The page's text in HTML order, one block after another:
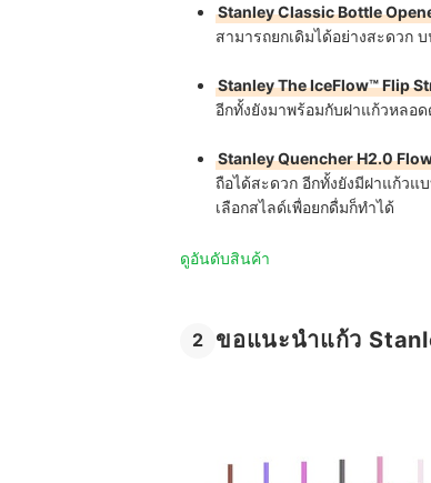
Stanley Classic Bottle
สามารถยกเดิมได้อย่างสะดวก
Stanley The IceFlow™ Flip
อีกทั้งยังมาพร้อมกับฝาแก้วหลอ
Stanley Quencher H2.0
ถือได้สะดวก อีกทั้งยังมีฝาแก้ว
เลือกสไลด์เพื่อยกดื่มก็ทำได้
ดูอันดับสินค้า
2 ขอแนะนำแก้ว